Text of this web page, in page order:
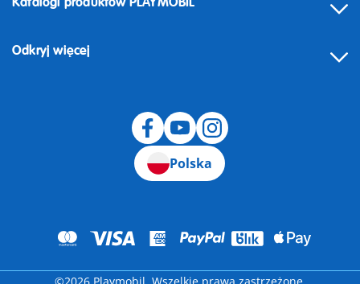
Odstąpienie od umowy
Odkryj więcej
Polska